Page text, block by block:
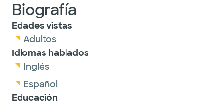
Biografía
Edades vistas
Adultos
Idiomas hablados
Inglés
Español
Educación